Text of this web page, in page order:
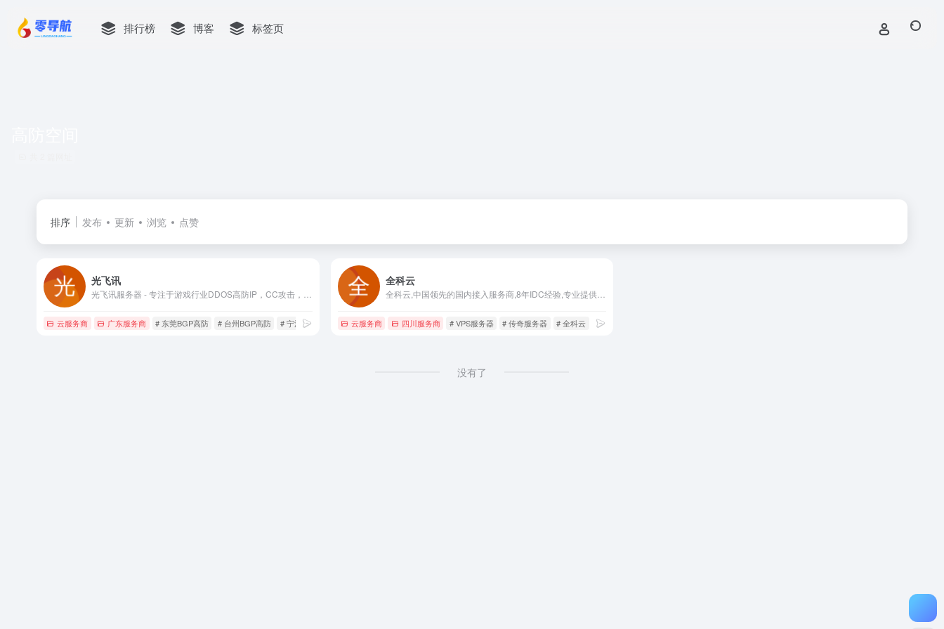
排行榜 博客 标签页
排序 发布 更新 浏览 点赞
光飞讯
云服务商 广东服务商 # 东莞BGP高防 # 台州BGP高防 # 宁波BGP高防
全科云
全科云,中国领先的国内接入服务商,8年IDC经验,专业提供国内服务器租用,高防VPS,抗攻击VPS服务器,扬州服务器,绍兴服务器,枣庄服务器,服务器租用,等服务！
云服务商 四川服务商 # VPS服务器 # 传奇服务器 # 全科云
没有了